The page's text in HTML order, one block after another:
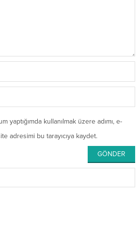
yaptığımda kullanılmak üzere adımı, e-
adresimi bu tarayıcıya kaydet.